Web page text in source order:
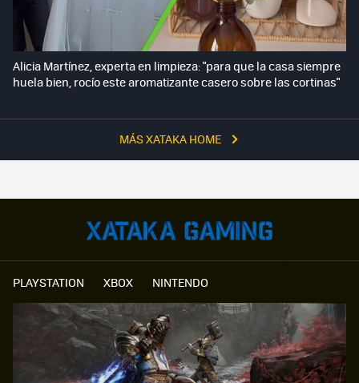
MÁS XATAKA HOME
Alicia Martínez, experta en limpieza: "para que la casa siempre
huela bien, rocío este aromatizante casero sobre las cortinas"
PLAYSTATION XBOX NINTENDO